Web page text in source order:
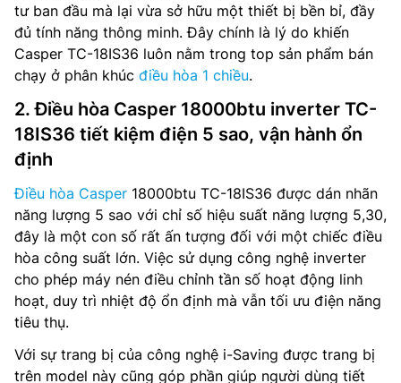
tư ban đầu mà lại vừa sở hữu một thiết bị bền bỉ, đầy
đủ tính năng thông minh. Đây chính là lý do khiến
Casper TC-18IS36 luôn nằm trong top sản phẩm bán
chạy ở phân khúc điều hòa 1 chiều.
2. Điều hòa Casper 18000btu inverter TC-
18IS36 tiết kiệm điện 5 sao, vận hành ổn
định
Điều hòa Casper 18000btu TC-18IS36 được dán nhãn
năng lượng 5 sao với chỉ số hiệu suất năng lượng 5,30,
đây là một con số rất ấn tượng đối với một chiếc điều
hòa công suất lớn. Việc sử dụng công nghệ inverter
cho phép máy nén điều chỉnh tần số hoạt động linh
hoạt, duy trì nhiệt độ ổn định mà vẫn tối ưu điện năng
tiêu thụ.
Với sự trang bị của công nghệ i-Saving được trang bị
trên model này cũng góp phần giúp người dùng tiết